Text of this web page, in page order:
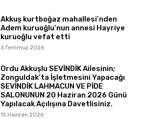
Akkuş kurtboğaz mahallesi’nden
Adem kuruoğlu’nun annesi Hayriye
kuruoğlu vefat etti
3 Temmuz 2026
Ordu Akkuşlu SEVİNDİK Ailesinin;
Zonguldak’ta İşletmesini Yapacağı
SEVİNDİK LAHMACUN VE PİDE
SALONUNUN 20 Haziran 2026 Günü
Yapılacak Açılışına Davetlisiniz.
15 Haziran 2026